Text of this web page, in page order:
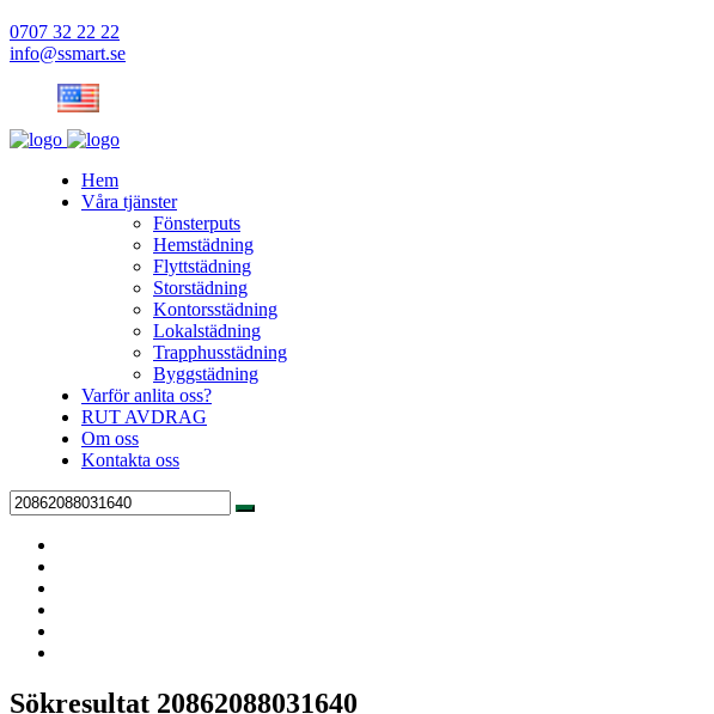
0707 32 22 22
info@ssmart.se
Hem
Våra tjänster
Fönsterputs
Hemstädning
Flyttstädning
Storstädning
Kontorsstädning
Lokalstädning
Trapphusstädning
Byggstädning
Varför anlita oss?
RUT AVDRAG
Om oss
Kontakta oss
Sökresultat 20862088031640